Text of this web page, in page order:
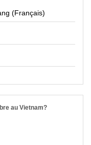
(Français)
au Vietnam?